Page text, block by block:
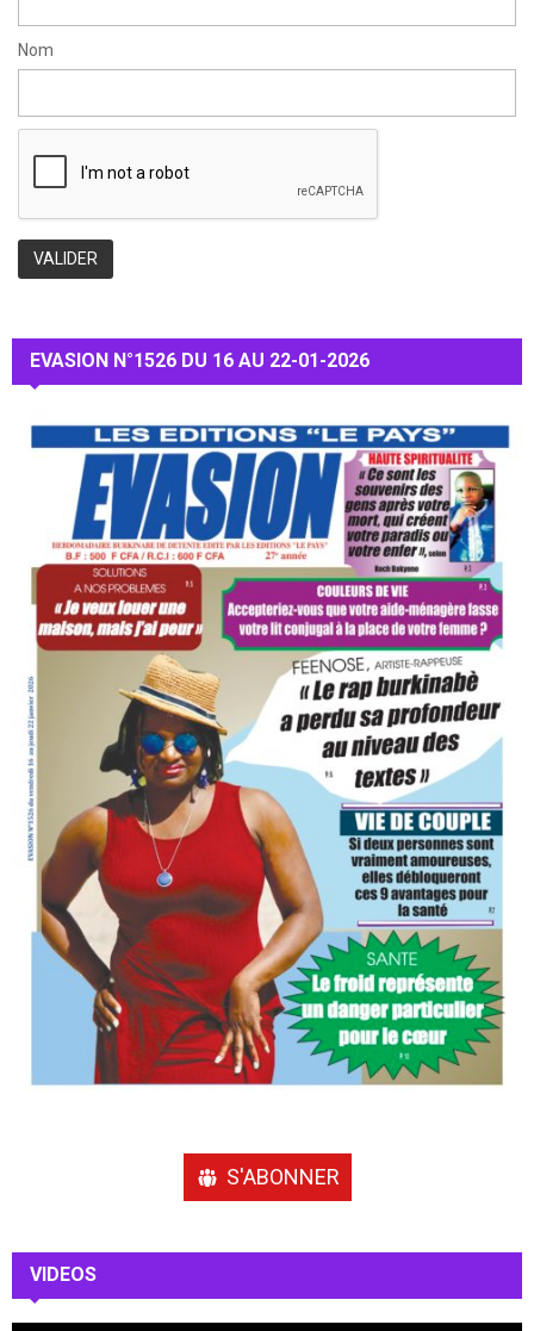
Nom
EVASION N°1526 DU 16 AU 22-01-2026
S'ABONNER
VIDEOS